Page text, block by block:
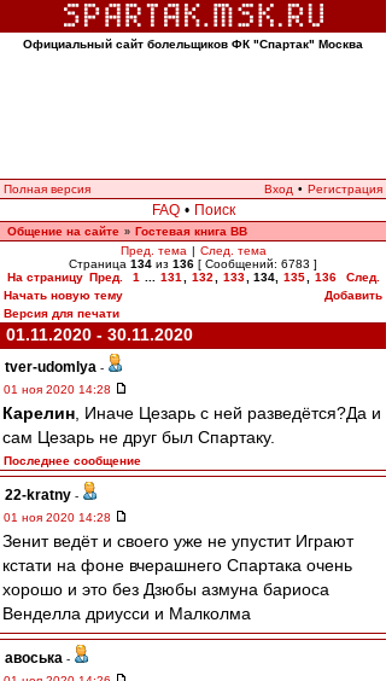
Официальный сайт болельщиков ФК "Спартак" Москва
Полная версия Вход • Регистрация
FAQ • Поиск
Общение на сайте » Гостевая книга ВВ
Пред. тема | След. тема
Страница 134 из 136 [ Сообщений: 6783 ]
На страницу Пред. 1 131 132 133 134, 135 136
След.
Начать новую тему
Добавить
Версия для печати
01.11.2020 - 30.11.2020
tver-udomlya -
01 ноя 2020 14:28
Карелин , Иначе Цезарь с ней разведётся?Да и
сам Цезарь не друг был Спартаку.
Последнее сообщение
22-kratny -
01 ноя 2020 14:28
Зенит ведёт и своего уже не упустит Играют
кстати на фоне вчерашнего Спартака очень
хорошо и это без Дзюбы азмуна бариоса
Венделла дриусси и Малколма
авоська -